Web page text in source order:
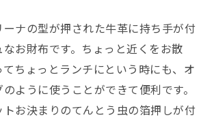
ナの型が押された牛革に持ち手が付
お財布です。ちょっと近くをお散
ちょっとランチにという時にも、オ
ように使うことができて便利です。
お決まりのてんとう虫の箔押しが付